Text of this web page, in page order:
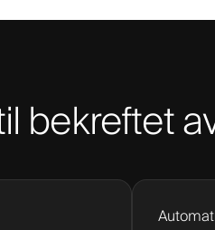
bekreftet